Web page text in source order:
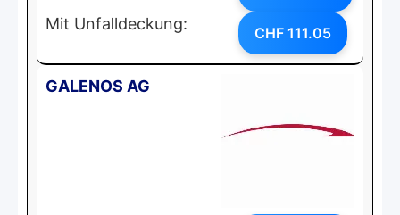
Mit Unfalldeckung: CHF 111.05
GALENOS AG